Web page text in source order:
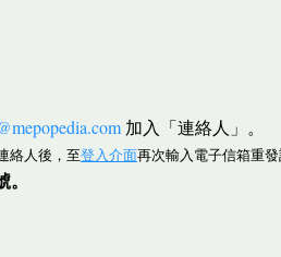
加入「連絡人」。
絡人後，至登入介面再次輸入電子信箱重